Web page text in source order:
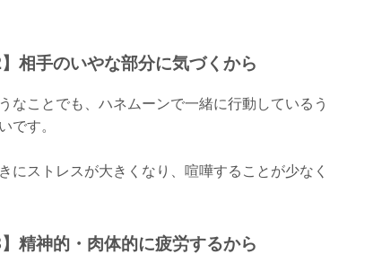
相手のいやな部分に気づくから
なことでも、ハネムーンで一緒に行動しているう
です。
にストレスが大きくなり、喧嘩することが少なく
精神的・肉体的に疲労するから